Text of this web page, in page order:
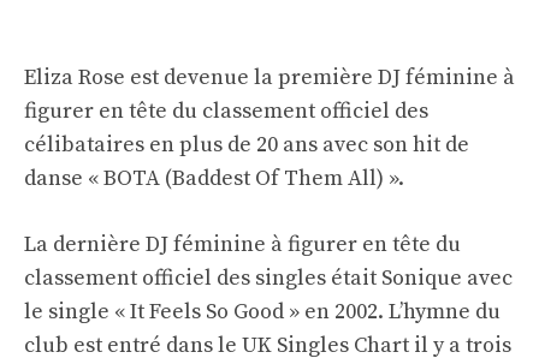
Eliza Rose est devenue la première DJ féminine à
figurer en tête du classement officiel des
célibataires en plus de 20 ans avec son hit de
danse « BOTA (Baddest Of Them All) ».
La dernière DJ féminine à figurer en tête du
classement officiel des singles était Sonique avec
le single « It Feels So Good » en 2002. L’hymne du
club est entré dans le UK Singles Chart il y a trois